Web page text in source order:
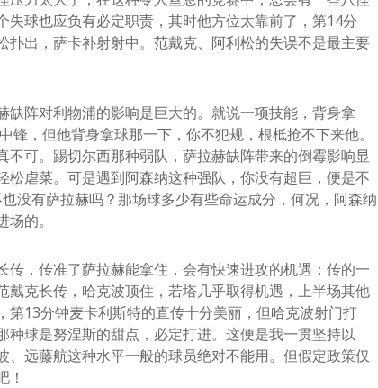
失球也应负有必定职责，其时他方位太靠前了，第14分
扑出，萨卡补射射中。范戴克、阿利松的失误不是最主要
缺阵对利物浦的影响是巨大的。就说一项技能，背身拿
锋，但他背身拿球那一下，你不犯规，根柢抢不下来他。
不可。踢切尔西那种弱队，萨拉赫缺阵带来的倒霉影响显
松虐菜。可是遇到阿森纳这种强队，你没有超巨，便是不
没有萨拉赫吗？那场球多少有些命运成分，何况，阿森纳
的。
传，传准了萨拉赫能拿住，会有快速进攻的机遇；传的一
戴克长传，哈克波顶住，若塔几乎取得机遇，上半场其他
第13分钟麦卡利斯特的直传十分美丽，但哈克波射门打
种球是努涅斯的甜点，必定打进。这便是我一贯坚持以
、远藤航这种水平一般的球员绝对不能用。但假定政策仅
！